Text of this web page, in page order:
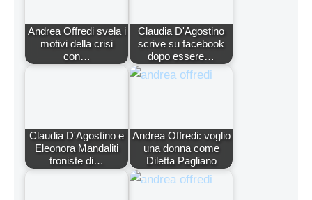
Andrea Offredi svela i
motivi della crisi
con…
Claudia D'Agostino
scrive su facebook
dopo essere…
Claudia D'Agostino e
Eleonora Mandaliti
troniste di…
Andrea Offredi: voglio
una donna come
Diletta Pagliano